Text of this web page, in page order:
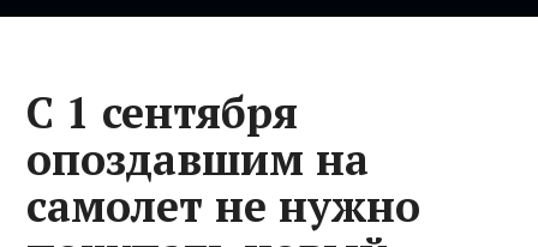
С 1 сентября
опоздавшим на
самолет не нужно